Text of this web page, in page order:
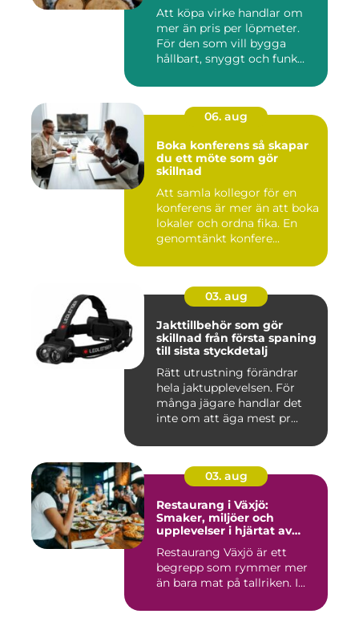
Att köpa virke handlar om
mer än pris per löpmeter.
För den som vill bygga
hållbart, snyggt och funk...
06. aug
Boka konferens så skapar
du ett möte som gör
skillnad
Att samla kollegor för en
konferens är mer än att boka
lokaler och ordna fika. En
genomtänkt konfere...
03. aug
Jakttillbehör som gör
skillnad från första spaning
till sista styckdetalj
Rätt utrustning förändrar
hela jaktupplevelsen. För
många jägare handlar det
inte om att äga mest pr...
03. aug
Restaurang i Växjö:
Smaker, miljöer och
upplevelser i hjärtat av
Restaurang Växjö är ett
begrepp som rymmer mer
än bara mat på tallriken. I...